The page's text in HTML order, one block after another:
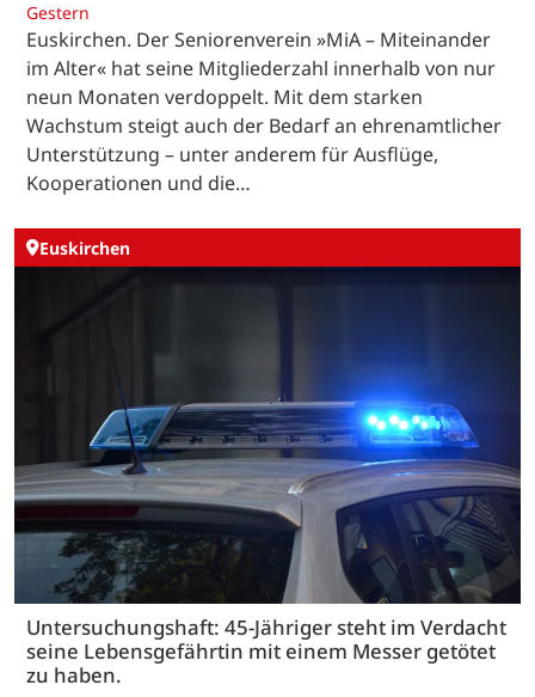
Gestern
Euskirchen. Der Seniorenverein »MiA – Miteinander
im Alter« hat seine Mitgliederzahl innerhalb von nur
neun Monaten verdoppelt. Mit dem starken
Wachstum steigt auch der Bedarf an ehrenamtlicher
Unterstützung – unter anderem für Ausflüge,
Kooperationen und die…
Euskirchen
Untersuchungshaft: 45-Jähriger steht im Verdacht
seine Lebensgefährtin mit einem Messer getötet
zu haben.